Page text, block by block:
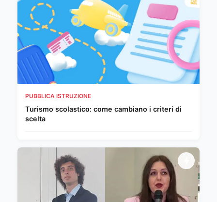
PUBBLICA ISTRUZIONE
Turismo scolastico: come cambiano i criteri di
scelta